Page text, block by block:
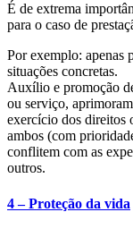
É de extrema
para o caso de
Por exemplo: apenas
situações concretas.
Auxílio e promoção
ou serviço,
exercício dos direitos
ambos (com
conflitem com as
outros.
4 – Proteção da vida